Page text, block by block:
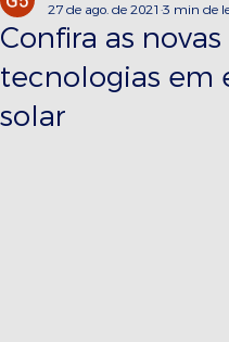
Confira as novas
tecnologias em
solar
27 de ago. de 2021 3 min de